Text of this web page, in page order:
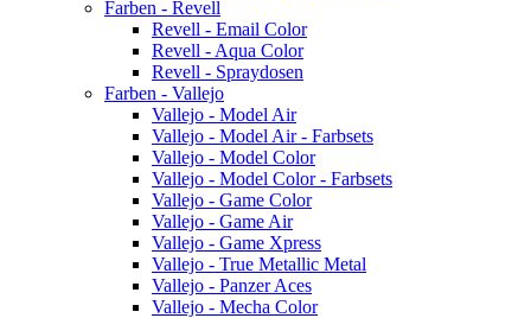
Farben - Revell
Revell - Email Color
Revell - Aqua Color
Revell - Spraydosen
Farben - Vallejo
Vallejo - Model Air
Vallejo - Model Air - Farbsets
Vallejo - Model Color
Vallejo - Model Color - Farbsets
Vallejo - Game Color
Vallejo - Game Air
Vallejo - Game Xpress
Vallejo - True Metallic Metal
Vallejo - Panzer Aces
Vallejo - Mecha Color